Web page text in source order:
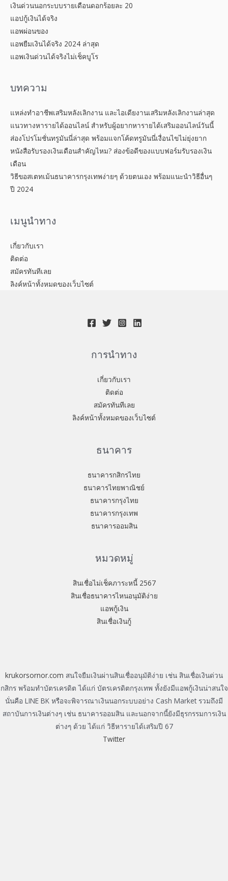
เงินด่วนนอกระบบรายเดือนดอกร้อยละ 20
แอปกู้เงินได้จริง
แอพผ่อนของ
แอพยืมเงินได้จริง 2024 ล่าสุด
แอพเงินด่วนได้จริงไม่เช็คบูโร
บทความ
แหล่งทำอาชีพเสริมหลังเลิกงาน และไอเดียงานเสริมหลังเลิกงานล่าสุด
แนวทางหารายได้ออนไลน์ สำหรับผู้อยากหารายได้เสริมออนไลน์วันนี้
ส่องโปรโมชั่นทรูมันนี่ล่าสุด พร้อมแจกโค้ดทรูมันนี่เงื่อนไขไม่ยุ่งยาก
หนังสือรับรองเงินเดือนสำคัญไหม? ส่องข้อดีของแบบฟอร์มรับรองเงิน
เดือน
วิธีขอสเตทเม้นธนาคารกรุงเทพง่ายๆ ด้วยตนเอง พร้อมแนะนำวิธีอื่นๆ
ปี 2024
เมนูนำทาง
เกี่ยวกับเรา
ติดต่อ
สมัครทันทีเลย
ลิงค์หน้าทั้งหมดของเว็บไซต์
การนำทาง
เกี่ยวกับเรา
ติดต่อ
สมัครทันทีเลย
ลิงค์หน้าทั้งหมดของเว็บไซต์
ธนาคาร
ธนาคารกสิกรไทย
ธนาคารไทยพาณิชย์
ธนาคารกรุงไทย
ธนาคารกรุงเทพ
ธนาคารออมสิน
หมวดหมู่
สินเชื่อไม่เช็คภาระหนี้ 2567
สินเชื่อธนาคารไหนอนุมัติง่าย
แอพกู้เงิน
สินเชื่อเงินกู้
krukorsornor.com สนใจยืมเงินผ่านสินเชื่ออนุมัติง่าย เช่น สินเชื่อเงินด่วน
กสิกร พร้อมทำบัตรเครดิต ได้แก่ บัตรเครดิตกรุงเทพ ทั้งยังมีแอพกู้เงินน่าสนใจ
นั่นคือ LINE BK หรือจะพิจารณาเงินนอกระบบอย่าง Cash Market รวมถึงมี
สถาบันการเงินต่างๆ เช่น ธนาคารออมสิน และนอกจากนี้ยังมีธุรกรรมการเงิน
ต่างๆ ด้วย ได้แก่ วิธีหารายได้เสริมปี 67
Twitter